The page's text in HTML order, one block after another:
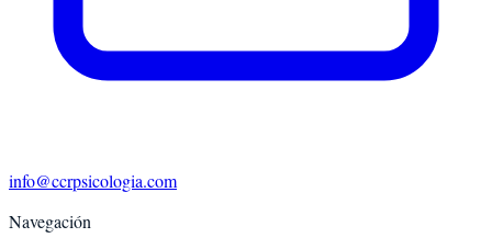
info@ccrpsicologia.com
Navegación